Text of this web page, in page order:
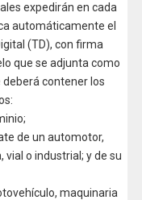
expedirán en cada
automáticamente el
(TD), con firma
que se adjunta como
deberá contener los
de un automotor,
o industrial; y de su
maquinaria